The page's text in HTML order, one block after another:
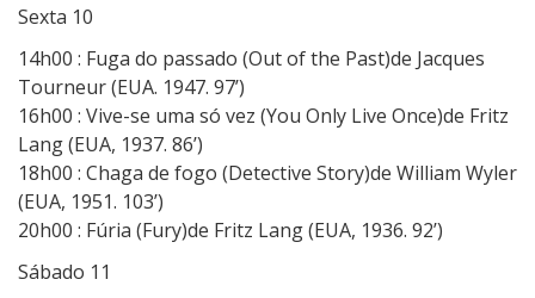
Sexta 10
14h00 : Fuga do passado (Out of the Past)de Jacques
Tourneur (EUA. 1947. 97’)
16h00 : Vive-se uma só vez (You Only Live Once)de Fritz
Lang (EUA, 1937. 86’)
18h00 : Chaga de fogo (Detective Story)de William Wyler
(EUA, 1951. 103’)
20h00 : Fúria (Fury)de Fritz Lang (EUA, 1936. 92’)
Sábado 11